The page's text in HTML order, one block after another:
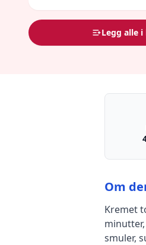
Legg alle
Om
Kremet
smuler,